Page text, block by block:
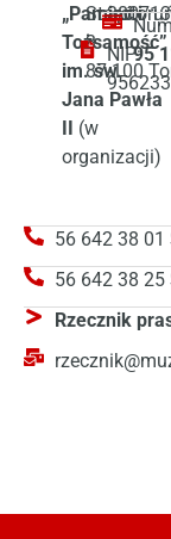
„Pamięć i
Tożsamość”
im. św.
Jana Pawła
II (w
organizacji)
3
87-100
NIP:95
56 642 38
56 642 38 25
Rzecznik